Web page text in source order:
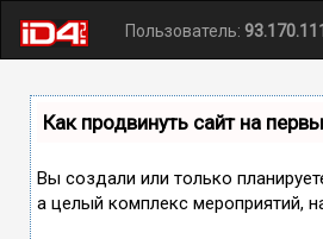
Пользователь:
Как продвинуть сайт на
Вы создали или только
а целый комплекс мероприятий,